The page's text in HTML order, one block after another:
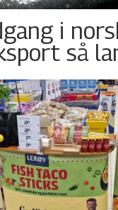
i
så